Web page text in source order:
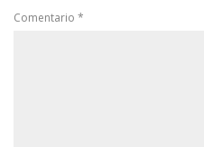
Comentario *